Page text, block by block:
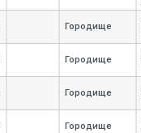
Городище
Городище
Городище
Городище